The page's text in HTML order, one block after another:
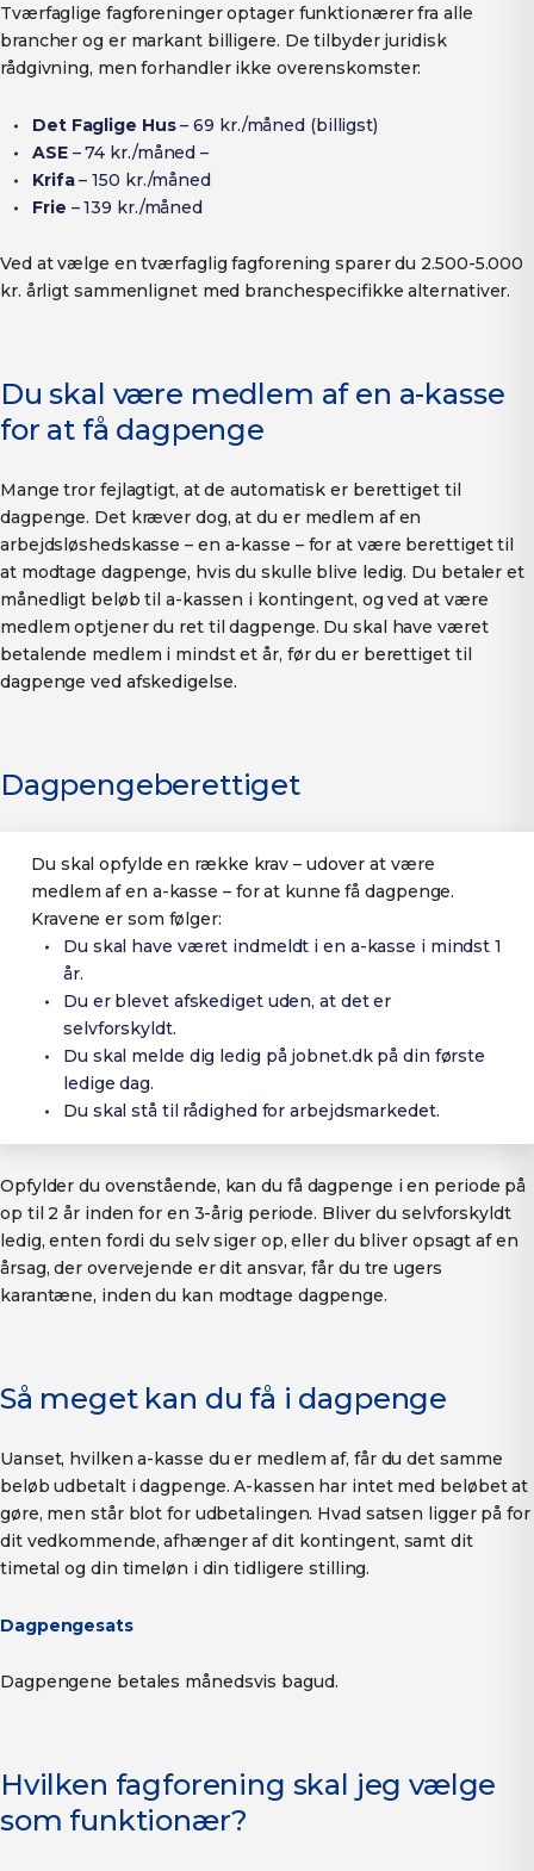
Tværfaglige fagforeninger optager funktionærer fra alle
brancher og er markant billigere. De tilbyder juridisk
rådgivning, men forhandler ikke overenskomster:
Det Faglige Hus– 69 kr./måned (billigst)
ASE– 74 kr./måned –
Krifa– 150 kr./måned
Frie – 139 kr./måned
Ved at vælge en tværfaglig fagforening sparer du 2.500-5.000
kr. årligt sammenlignet med branchespecifikke alternativer.
Du skal være medlem af en a-kasse
for at få dagpenge
Mange tror fejlagtigt, at de automatisk er berettiget til
dagpenge. Det kræver dog, at du er medlem af en
arbejdsløshedskasse – en a-kasse – for at være berettiget til
at modtage dagpenge, hvis du skulle blive ledig. Du betaler et
månedligt beløb til a-kassen i kontingent, og ved at være
medlem optjener du ret til dagpenge. Du skal have været
betalende medlem i mindst et år, før du er berettiget til
dagpenge ved afskedigelse.
Dagpengeberettiget
Du skal opfylde en række krav – udover at være
medlem af en a-kasse – for at kunne få dagpenge.
Kravene er som følger:
Du skal have været indmeldt i en a-kasse i mindst 1
år.
Du er blevet afskediget uden, at det er
selvforskyldt.
Du skal melde dig ledig på jobnet.dk på din første
ledige dag.
Du skal stå til rådighed for arbejdsmarkedet.
Opfylder du ovenstående, kan du få dagpenge i en periode på
op til 2 år inden for en 3-årig periode. Bliver du selvforskyldt
ledig, enten fordi du selv siger op, eller du bliver opsagt af en
årsag, der overvejende er dit ansvar, får du tre ugers
karantæne, inden du kan modtage dagpenge.
Så meget kan du få i dagpenge
Uanset, hvilken a-kasse du er medlem af, får du det samme
beløb udbetalt i dagpenge. A-kassen har intet med beløbet at
gøre, men står blot for udbetalingen. Hvad satsen ligger på for
dit vedkommende, afhænger af dit kontingent, samt dit
timetal og din timeløn i din tidligere stilling.
Dagpengesats
Dagpengene betales månedsvis bagud.
Hvilken fagforening skal jeg vælge
som funktionær?